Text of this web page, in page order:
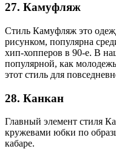
27. Камуфляж
Стиль Камуфляж это
рисунком, популярна
хип-хопперов в 90-е. В
популярной, как
этот стиль для
28. Канкан
Главный элемент стиля
кружевами юбки по
кабаре.